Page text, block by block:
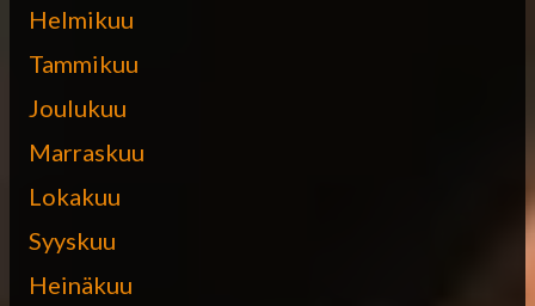
Helmikuu
Tammikuu
Joulukuu
Marraskuu
Lokakuu
Syyskuu
Heinäkuu